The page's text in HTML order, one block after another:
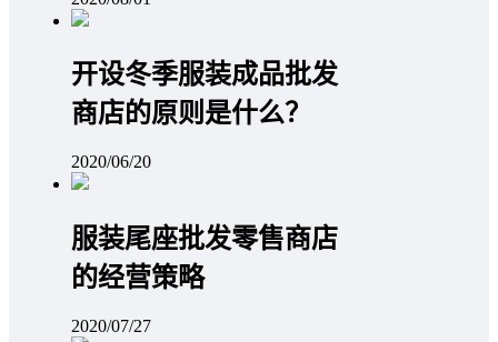
开设冬季服装成品批发
商店的原则是什么？
2020/06/20
服装尾座批发零售商店
的经营策略
2020/07/27